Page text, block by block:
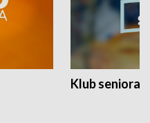
Klub seniora